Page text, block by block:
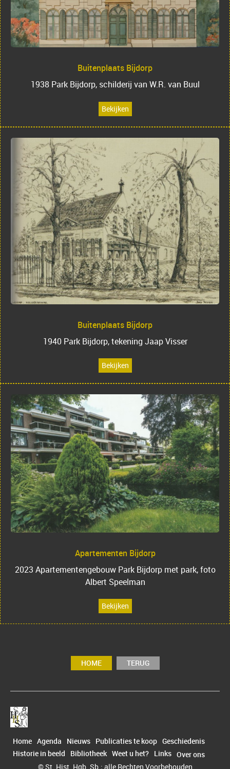
Buitenplaats Bijdorp
1938 Park Bijdorp, schilderij van W.R. van Buul
Bekijken
Buitenplaats Bijdorp
1940 Park Bijdorp, tekening Jaap Visser
Bekijken
Apartementen Bijdorp
2023 Apartementengebouw Park Bijdorp met park, foto
Albert Speelman
Bekijken
HOME TERUG
Home Agenda Nieuws Publicaties te koop Geschiedenis
Historie in beeld
Bibliotheek Weet u het? Links Over ons
© St. Hist. Hgb. Sb.; alle Rechten Voorbehouden